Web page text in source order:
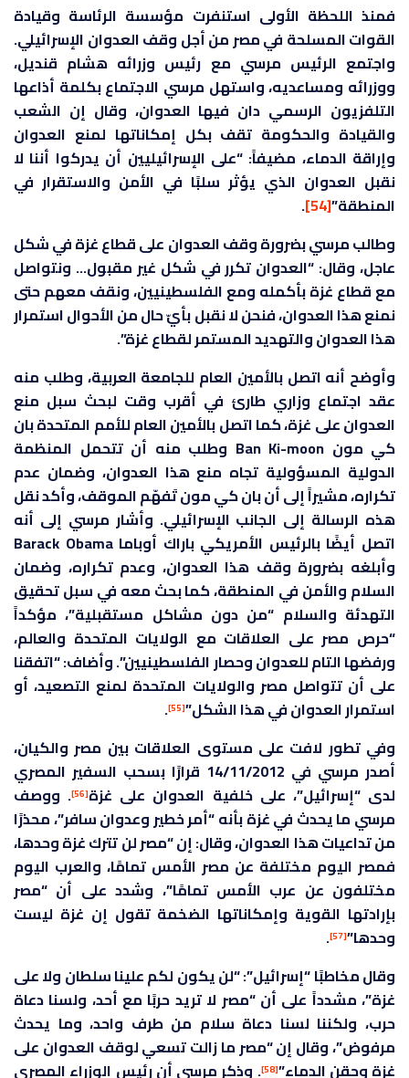
فمنذ اللحظة الأولى استنفرت مؤسسة الرئاسة وقيادة
القوات المسلحة في مصر من أجل وقف العدوان الإسرائيلي.
واجتمع الرئيس مرسي مع رئيس وزرائه هشام قنديل،
ووزرائه ومساعديه، واستهل مرسي الاجتماع بكلمة أذاعها
التلفزيون الرسمي دان فيها العدوان، وقال إن الشعب
والقيادة والحكومة تقف بكل إمكاناتها لمنع العدوان
وإراقة الدماء، مضيفاً: “على الإسرائيليين أن يدركوا أننا لا
نقبل العدوان الذي يؤثر سلبًا في الأمن والاستقرار في
المنطقة”[54]
.
وطالب مرسي بضرورة وقف العدوان على قطاع غزة في شكل
عاجل، وقال: “العدوان تكرر في شكل غير مقبول… ونتواصل
مع قطاع غزة بأكمله ومع الفلسطينيين، ونقف معهم حتى
نمنع هذا العدوان، فنحن لا نقبل بأيّ حال من الأحوال استمرار
هذا العدوان والتهديد المستمر لقطاع غزة”.
وأوضح أنه اتصل بالأمين العام للجامعة العربية، وطلب منه
عقد اجتماع وزاري طارئ في أقرب وقت لبحث سبل منع
العدوان على غزة، كما اتصل بالأمين العام للأمم المتحدة بان
كي مون Ban Ki-moon وطلب منه أن تتحمل المنظمة
الدولية المسؤولية تجاه منع هذا العدوان، وضمان عدم
تكراره، مشيراً إلى أن بان كي مون تَفهّم الموقف، وأكد نقل
هذه الرسالة إلى الجانب الإسرائيلي. وأشار مرسي إلى أنه
اتصل أيضًا بالرئيس الأمريكي باراك أوباما Barack Obama
وأبلغه بضرورة وقف هذا العدوان، وعدم تكراره، وضمان
السلام والأمن في المنطقة، كما بحث معه في سبل تحقيق
التهدئة والسلام “من دون مشاكل مستقبلية”، مؤكداً
“حرص مصر على العلاقات مع الولايات المتحدة والعالم،
ورفضها التام للعدوان وحصار الفلسطينيين”. وأضاف: “اتفقنا
على أن تتواصل مصر والولايات المتحدة لمنع التصعيد، أو
استمرار العدوان في هذا الشكل”[55]
.
وفي تطور لافت على مستوى العلاقات بين مصر والكيان،
أصدر مرسي في 14/11/2012 قرارًا بسحب السفير المصري
لدى “إسرائيل”، على خلفية العدوان على غزة‏[56]
. ووصف
مرسي‏ ما يحدث في غزة بأنه “أمر خطير وعدوان سافر”، محذرًا
من تداعيات هذا العدوان، وقال: إن “مصر لن تترك غزة وحدها،
فمصر اليوم مختلفة عن مصر الأمس تمامًا، والعرب اليوم
مختلفون عن عرب الأمس تمامًا”، وشدد على أن “مصر
بإرادتها القوية وإمكاناتها الضخمة تقول إن غزة ليست
وحدها”[57]
.
وقال مخاطبًا “إسرائيل”: “لن يكون لكم علينا سلطان ولا على
غزة”، مشدداً على أن “مصر لا تريد حربًا مع أحد، ولسنا دعاة
حرب، ولكننا لسنا دعاة سلام من طرف واحد، وما يحدث
مرفوض”، وقال إن “مصر ما زالت تسعي لوقف العدوان على
غزة وحقن الدماء”[58] . وذكر مرسي أن رئيس الوزراء المصري